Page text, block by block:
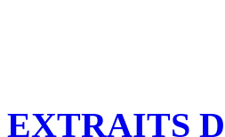
EXTRAITS